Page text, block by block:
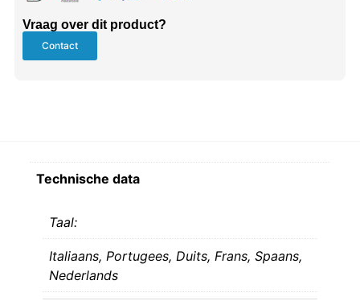
Vraag over dit product?
Contact
Technische data
Taal:
Italiaans, Portugees, Duits, Frans, Spaans,
Nederlands